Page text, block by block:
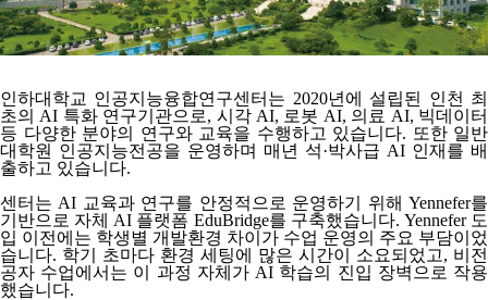
인하대학교 인공지능융합연구센터는 2020년에 설립된 인천 최
초의 AI 특화 연구기관으로, 시각 AI, 로봇 AI, 의료 AI, 빅데이터
등 다양한 분야의 연구와 교육을 수행하고 있습니다. 또한 일반
대학원 인공지능전공을 운영하며 매년 석·박사급 AI 인재를 배
출하고 있습니다.
센터는 AI 교육과 연구를 안정적으로 운영하기 위해 Yennefer를
기반으로 자체 AI 플랫폼 EduBridge를 구축했습니다. Yennefer 도
입 이전에는 학생별 개발환경 차이가 수업 운영의 주요 부담이었
습니다. 학기 초마다 환경 세팅에 많은 시간이 소요되었고, 비전
공자 수업에서는 이 과정 자체가 AI 학습의 진입 장벽으로 작용
했습니다.